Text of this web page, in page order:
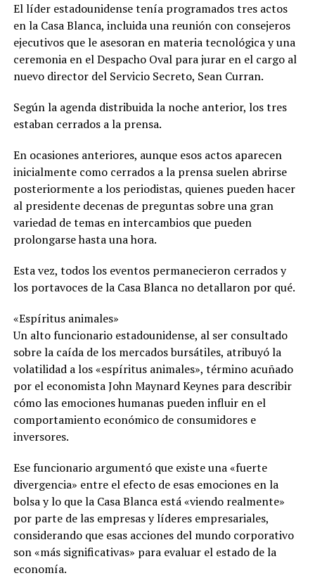
El líder estadounidense tenía programados tres actos
en la Casa Blanca, incluida una reunión con consejeros
ejecutivos que le asesoran en materia tecnológica y una
ceremonia en el Despacho Oval para jurar en el cargo al
nuevo director del Servicio Secreto, Sean Curran.
Según la agenda distribuida la noche anterior, los tres
estaban cerrados a la prensa.
En ocasiones anteriores, aunque esos actos aparecen
inicialmente como cerrados a la prensa suelen abrirse
posteriormente a los periodistas, quienes pueden hacer
al presidente decenas de preguntas sobre una gran
variedad de temas en intercambios que pueden
prolongarse hasta una hora.
Esta vez, todos los eventos permanecieron cerrados y
los portavoces de la Casa Blanca no detallaron por qué.
«Espíritus animales»
Un alto funcionario estadounidense, al ser consultado
sobre la caída de los mercados bursátiles, atribuyó la
volatilidad a los «espíritus animales», término acuñado
por el economista John Maynard Keynes para describir
cómo las emociones humanas pueden influir en el
comportamiento económico de consumidores e
inversores.
Ese funcionario argumentó que existe una «fuerte
divergencia» entre el efecto de esas emociones en la
bolsa y lo que la Casa Blanca está «viendo realmente»
por parte de las empresas y líderes empresariales,
considerando que esas acciones del mundo corporativo
son «más significativas» para evaluar el estado de la
economía.